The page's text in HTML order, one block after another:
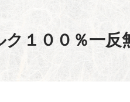
ク１００％一